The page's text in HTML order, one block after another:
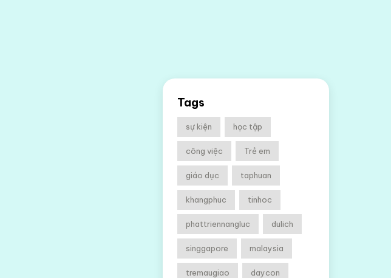
Tags
sự kiện học tập
công việc Trẻ em
giáo dục taphuan
khangphuc tinhoc
phattriennangluc dulich
singgapore malaysia
tremaugiao daycon